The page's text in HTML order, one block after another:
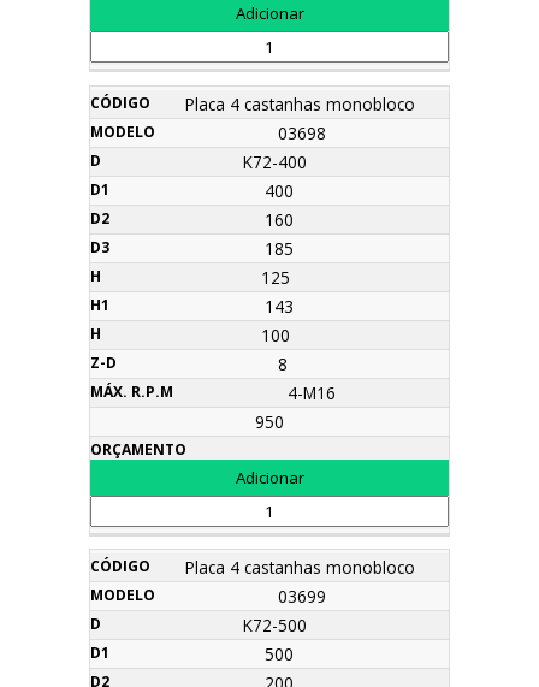
Placa 4 castanhas monobloco
03698
K72-400
400
160
185
125
143
100
8
4-M16
950
Placa 4 castanhas monobloco
03699
K72-500
500